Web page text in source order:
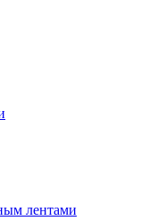
лентами